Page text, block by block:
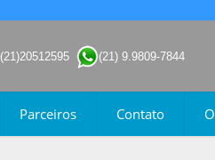
(21)20512595 (21) 9.9809-7844
Parceiros Contato